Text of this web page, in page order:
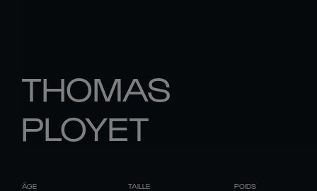
THOMAS
PLOYET
ÂGE TAILLE POIDS